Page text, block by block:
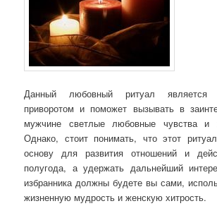
Данный любовный ритуал
приворотом и поможет вызывать в
мужчине светлые любовные чувства
Однако, стоит понимать, что этот
основу для развития отношений и
полугода, а удержать дальнейший
избранника должны будете вы сами,
жизненную мудрость и женскую хитрость.